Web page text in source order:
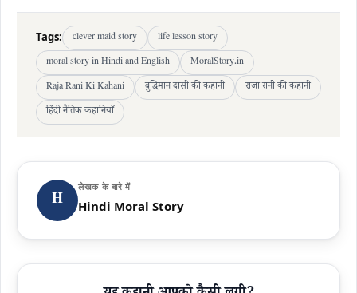
Tags: clever maid story
life lesson story
moral story in Hindi and English
MoralStory.in
Raja Rani Ki Kahani
बुद्धिमान दासी की कहानी
राजा रानी की कहानी
हिंदी नैतिक कहानियाँ
H
लेखक के बारे में
Hindi Moral Story